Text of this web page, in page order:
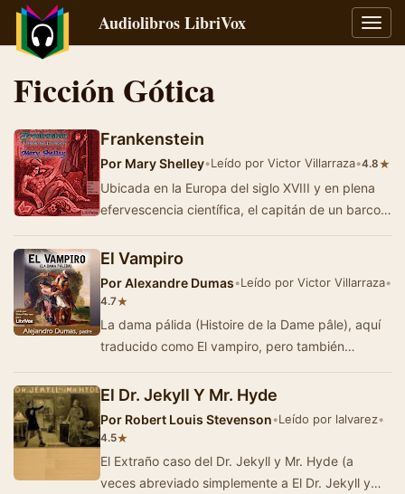
Audiolibros LibriVox
Ficción Gótica
Frankenstein
Por Mary Shelley•Leído por Victor Villarraza•4.8★
Ubicada en la Europa del siglo XVIII y en plena
efervescencia científica, el capitán de un barco
El Vampiro
PorAlexandre Dumas•Leído por Victor Villarraza•
4.7★
La dama pálida (Histoire de la Dame pâle), aquí
traducido como El vampiro, pero también
El Dr. Jekyll Y Mr. Hyde
Por Robert Louis Stevenson•Leído por lalvarez•
4.5★
El Extraño caso del Dr. Jekyll y Mr. Hyde (a
veces abreviado simplemente a El Dr. Jekyll y